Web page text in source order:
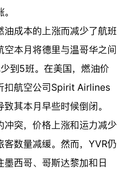
油成本的上涨而减少了航班
空本月将德里与温哥华之间
到5班。在美国，燃油价
扣航空公司Spirit Airlines
其本月早些时候倒闭。
冲突，价格上涨和运力减少
客数量减缓。然而，YVR仍
西哥、哥斯达黎加和日